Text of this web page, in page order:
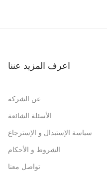
اعرف المزيد عننا
عن الشركة
الأسئلة الشائعة
سياسة الإستبدال و الإسترجاع
الشروط و الأحكام
تواصل معنا